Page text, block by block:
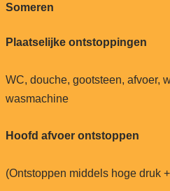
Someren
Plaatselijke ontstoppingen
WC, douche, gootsteen, afvoer,
wasmachine
Hoofd afvoer ontstoppen
(Ontstoppen middels hoge druk